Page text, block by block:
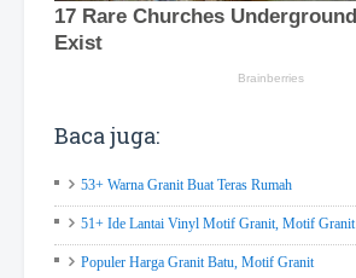
Baca juga:
53+ Warna Granit Buat Teras Rumah
51+ Ide Lantai Vinyl Motif Granit, Motif Granit
Populer Harga Granit Batu, Motif Granit